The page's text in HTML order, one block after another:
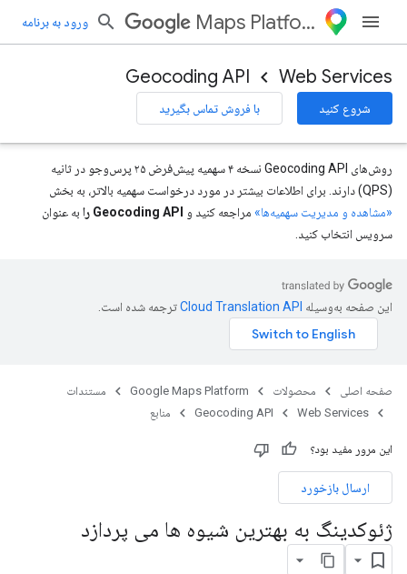
Maps Platform ورود به برنامه
Web Services
Geocoding API
شروع کنید با فروش تماس بگیرید
روش‌های Geocoding API نسخه ۴ سهمیه پیش‌فرض ۲۵ پرس‌وجو در ثانیه
(QPS) دارند. برای اطلاعات بیشتر در مورد درخواست سهمیه بالاتر، به بخش
«مشاهده و مدیریت سهمیه‌ها» مراجعه کنید و Geocoding API را
به عنوان
سرویس انتخاب کنید.
این صفحه به‌وسیله ترجمه شده است.
صفحه اصلی محصولات Google Maps Platform
مستندات
Web Services
Geocoding API منابع
این مرور مفید بود؟
ارسال بازخورد
ژئوکدینگ به بهترین شیوه ها می پردازد